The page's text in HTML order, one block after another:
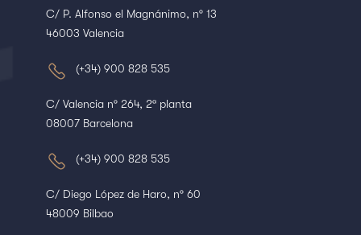
C/ P. Alfonso el Magnánimo, nº 13
46003 Valencia
(+34) 900 828 535
C/ Valencia nº 264, 2ª planta
08007 Barcelona
(+34) 900 828 535
C/ Diego López de Haro, nº 60
48009 Bilbao